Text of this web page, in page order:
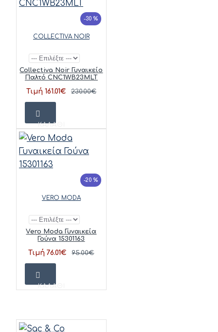
-30 %
COLLECTIVA NOIR
Collectiva Noir Γυναικείο
Παλτό CNC1WB23MLT
Τιμή 161.01€ 230.00€
ΚΑΛΆΘΙ
-20 %
VERO MODA
Vero Moda Γυναικεία
Γούνα 15301163
Τιμή 76.01€ 95.00€
ΚΑΛΆΘΙ